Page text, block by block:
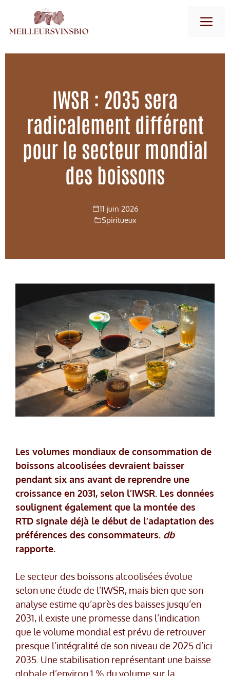
contenu
IWSR : 2035 sera
radicalement différent
pour le secteur mondial
des boissons
11 juin 2026
Spiritueux
Les volumes mondiaux de consommation de
boissons alcoolisées devraient baisser
pendant six ans avant de reprendre une
croissance en 2031, selon l’IWSR. Les données
soulignent également que la montée des
RTD signale déjà le début de l’adaptation des
préférences des consommateurs. db
rapporte.
Le secteur des boissons alcoolisées évolue
selon une étude de l’IWSR, mais bien que son
analyse estime qu’après des baisses jusqu’en
2031, il existe une promesse dans l’indication
que le volume mondial est prévu de retrouver
presque l’intégralité de son niveau de 2025 d’ici
2035. Une stabilisation représentant une baisse
globale d’environ 1 % du volume sur la